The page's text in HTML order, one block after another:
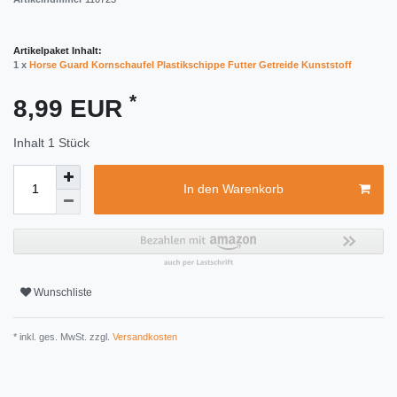
Artikelpaket Inhalt:
1 x Horse Guard Kornschaufel Plastikschippe Futter Getreide Kunststoff
8,99 EUR *
Inhalt 1 Stück
In den Warenkorb
Wunschliste
* inkl. ges. MwSt. zzgl. Versandkosten